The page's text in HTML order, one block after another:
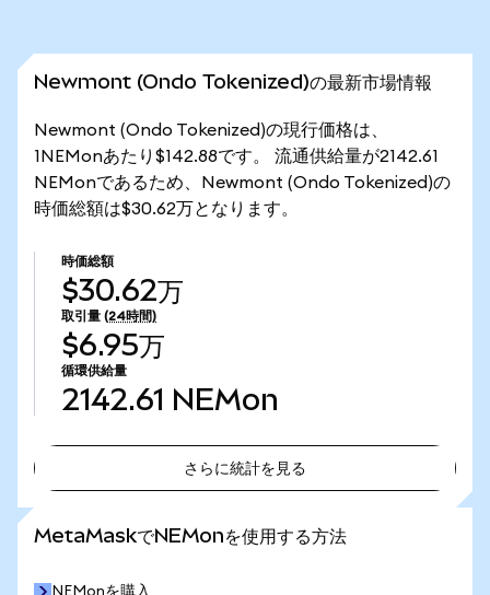
Newmont (Ondo Tokenized)の最新市場情報
Newmont (Ondo Tokenized)の現行価格は、
1NEMonあたり$142.88です。 流通供給量が2142.61
NEMonであるため、Newmont (Ondo Tokenized)の
時価総額は$30.62万となります。
時価総額
$30.62万
取引量 (24時間)
$6.95万
循環供給量
2142.61 NEMon
さらに統計を見る
MetaMaskでNEMonを使用する方法
NEMonを購入